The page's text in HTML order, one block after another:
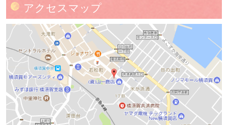
アクセスマップ